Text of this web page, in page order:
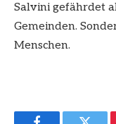
Salvini gefährdet
Gemeinden.
Menschen.